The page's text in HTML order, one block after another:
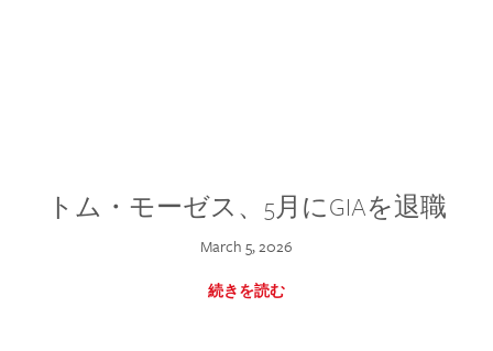
トム・モーゼス、5月にGIAを退職
March 5, 2026
続きを読む